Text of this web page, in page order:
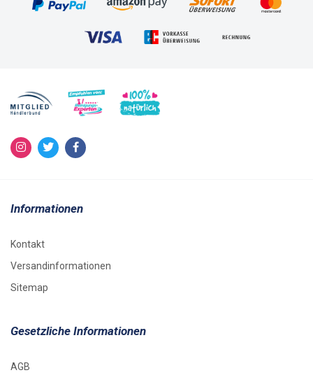
Informationen
Kontakt
Versandinformationen
Sitemap
Gesetzliche Informationen
AGB